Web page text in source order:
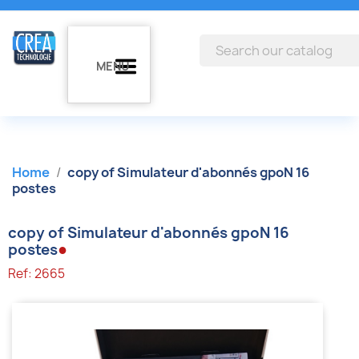
MENU
Home
copy of Simulateur d'abonnés gpoN 16
postes
copy of Simulateur d'abonnés gpoN 16
postes●
Ref: 2665